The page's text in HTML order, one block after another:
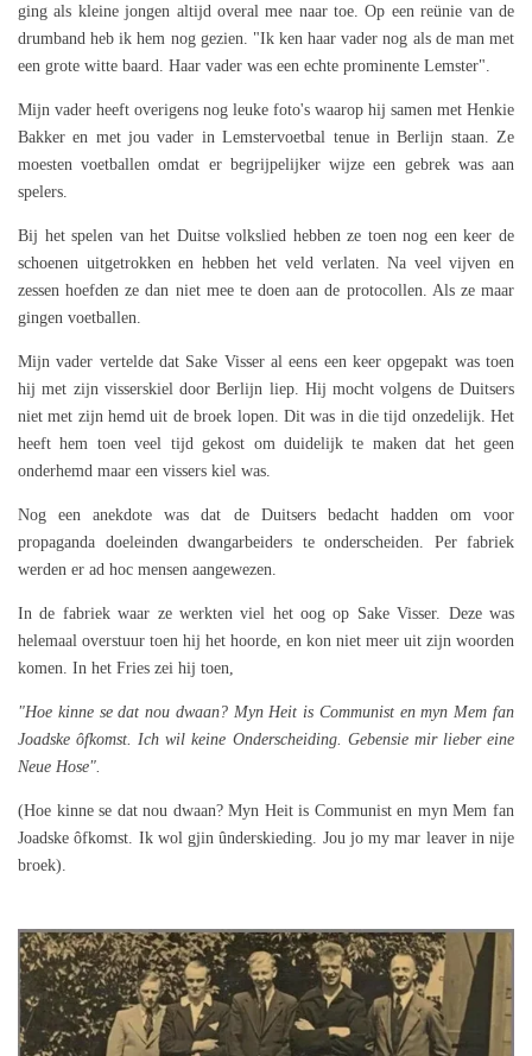
ging als kleine jongen altijd overal mee naar toe. Op een reünie van de
drumband heb ik hem nog gezien. "Ik ken haar vader nog als de man met
een grote witte baard. Haar vader was een echte prominente Lemster".
Mijn vader heeft overigens nog leuke foto's waarop hij samen met Henkie
Bakker en met jou vader in Lemstervoetbal tenue in Berlijn staan. Ze
moesten voetballen omdat er begrijpelijker wijze een gebrek was aan
spelers.
Bij het spelen van het Duitse volkslied hebben ze toen nog een keer de
schoenen uitgetrokken en hebben het veld verlaten. Na veel vijven en
zessen hoefden ze dan niet mee te doen aan de protocollen. Als ze maar
gingen voetballen.
Mijn vader vertelde dat Sake Visser al eens een keer opgepakt was toen
hij met zijn visserskiel door Berlijn liep. Hij mocht volgens de Duitsers
niet met zijn hemd uit de broek lopen. Dit was in die tijd onzedelijk. Het
heeft hem toen veel tijd gekost om duidelijk te maken dat het geen
onderhemd maar een vissers kiel was.
Nog een anekdote was dat de Duitsers bedacht hadden om voor
propaganda doeleinden dwangarbeiders te onderscheiden. Per fabriek
werden er ad hoc mensen aangewezen.
In de fabriek waar ze werkten viel het oog op Sake Visser. Deze was
helemaal overstuur toen hij het hoorde, en kon niet meer uit zijn woorden
komen. In het Fries zei hij toen,
"Hoe kinne se dat nou dwaan? Myn Heit is Communist en myn Mem fan
Joadske ôfkomst. Ich wil keine Onderscheiding. Gebensie mir lieber eine
Neue Hose".
(Hoe kinne se dat nou dwaan? Myn Heit is Communist en myn Mem fan
Joadske ôfkomst. Ik wol gjin ûnderskieding. Jou jo my mar leaver in nije
broek).